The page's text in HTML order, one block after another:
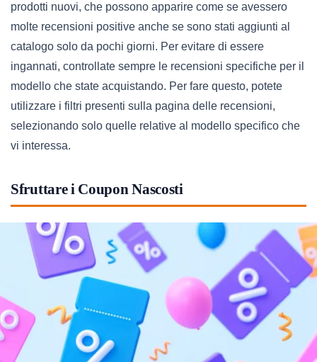
prodotti nuovi, che possono apparire come se avessero
molte recensioni positive anche se sono stati aggiunti al
catalogo solo da pochi giorni. Per evitare di essere
ingannati, controllate sempre le recensioni specifiche per il
modello che state acquistando. Per fare questo, potete
utilizzare i filtri presenti sulla pagina delle recensioni,
selezionando solo quelle relative al modello specifico che
vi interessa.
Sfruttare i Coupon Nascosti